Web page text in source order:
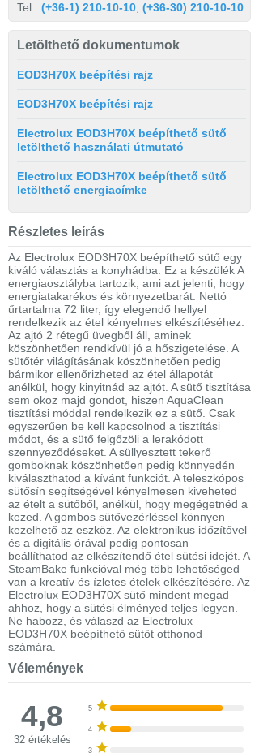
Tel.: (+36-1) 210-10-10, (+36-30) 210-10-10
Letölthető dokumentumok
EOD3H70X beépítési rajz
EOD3H70X beépítési rajz
Electrolux EOD3H70X beépíthető sütő
letölthető használati útmutató
Electrolux EOD3H70X beépíthető sütő
letölthető energiacímke
Részletes leírás
Az Electrolux EOD3H70X beépíthető sütő egy
kiváló választás a konyhádba. Ez a készülék A
energiaosztályba tartozik, ami azt jelenti, hogy
energiatakarékos és környezetbarát. Nettó
űrtartalma 72 liter, így elegendő hellyel
rendelkezik az étel kényelmes elkészítéséhez.
Az ajtó 2 rétegű üvegből áll, aminek
köszönhetően rendkívül jó a hőszigetelése. A
sütőtér világításának köszönhetően pedig
bármikor ellenőrizheted az étel állapotát
anélkül, hogy kinyitnád az ajtót. A sütő tisztítása
sem okoz majd gondot, hiszen AquaClean
tisztítási móddal rendelkezik ez a sütő. Csak
egyszerűen be kell kapcsolnod a tisztítási
módot, és a sütő felgőzöli a lerakódott
szennyeződéseket. A süllyesztett tekerő
gomboknak köszönhetően pedig könnyedén
kiválaszthatod a kívánt funkciót. A teleszkópos
sütősín segítségével kényelmesen kiveheted
az ételt a sütőből, anélkül, hogy megégetnéd a
kezed. A gombos sütővezérléssel könnyen
kezelhető az eszköz. Az elektronikus időzítővel
és a digitális órával pedig pontosan
beállíthatod az elkészítendő étel sütési idejét. A
SteamBake funkcióval még több lehetőséged
van a kreatív és ízletes ételek elkészítésére. Az
Electrolux EOD3H70X sütő mindent megad
ahhoz, hogy a sütési élményed teljes legyen.
Ne habozz, és válaszd az Electrolux
EOD3H70X beépíthető sütőt otthonod
számára.
Vélemények
4,8
32 értékelés
5
4
3